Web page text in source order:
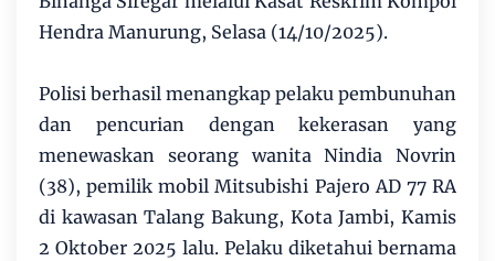
Hendra Manurung, Selasa (14/10/2025).
Polisi berhasil menangkap pelaku pembunuhan
dan pencurian dengan kekerasan yang
menewaskan seorang wanita Nindia Novrin
(38), pemilik mobil Mitsubishi Pajero AD 77 RA
di kawasan Talang Bakung, Kota Jambi, Kamis
2 Oktober 2025 lalu. Pelaku diketahui bernama